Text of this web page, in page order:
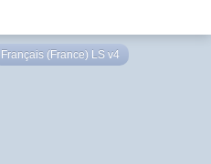
Français (France) LS v4